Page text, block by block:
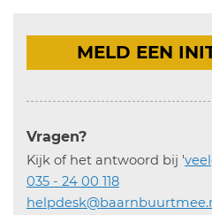
MELD EEN
Vragen?
Kijk of het antwoord bij '
035 - 24 00 118